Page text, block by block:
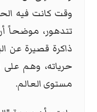
وقت كانت فيه
تتدهور، موضحاً
ذاكرة قصيرة عن
حرياته، وهم
مستوى العالم.